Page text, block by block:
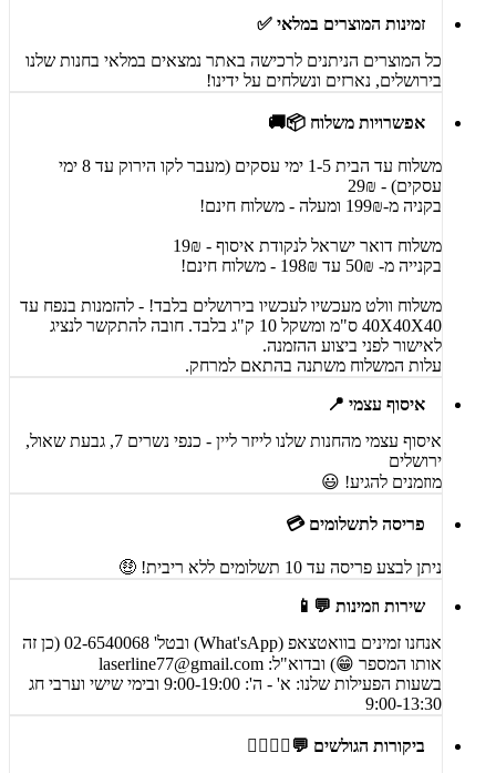
זמינות המוצרים במלאי ✅
כל המוצרים הניתנים לרכישה באתר נמצאים במלאי בחנות שלנו
בירושלים, נארזים ונשלחים על ידינו!
אפשרויות משלוח 📦🚚
משלוח עד הבית 1-5 ימי עסקים (מעבר לקו הירוק עד 8 ימי
עסקים) - 29₪
בקניה מ-199₪ ומעלה - משלוח חינם!
משלוח דואר ישראל לנקודת איסוף - 19₪
בקנייה מ- 50₪ עד 198₪ - משלוח חינם!
משלוח וולט מעכשיו לעכשיו בירושלים בלבד! - להזמנות בנפח עד
40X40X40 ס"מ ומשקל 10 ק"ג בלבד. חובה להתקשר לנציג
לאישור לפני ביצוע ההזמנה.
עלות המשלוח משתנה בהתאם למרחק.
איסוף עצמי 📍
איסוף עצמי מהחנות שלנו לייזר ליין - כנפי נשרים 7, גבעת שאול,
ירושלים
מוזמנים להגיע! 😃
פריסה לתשלומים 💳
ניתן לבצע פריסה עד 10 תשלומים ללא ריבית! 🤑
שירות וזמינות 💬📱
אנחנו זמינים בוואטצאפ (What'sApp) ובטל' 02-6540068 (כן זה
אותו המספר 😁) ובדוא"ל: laserline77@gmail.com
בשעות הפעילות שלנו: א' - ה': 9:00-19:00 ובימי שישי וערבי חג
9:00-13:30
ביקורות הגולשים 💬🙋‍♀️🙋‍♂️